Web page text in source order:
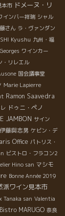
本市 ドメーヌ・リ
インバー祥瑞 シャル
さん ラ・ヴァンダン
Kyushu 九州・福
ワインカー
・リレエル
国会議事堂
Marie Lapierre
Ramon Saavedra
ドゥニ・ペノ
JAMBON サイン
伊藤與志男 ケビン・デ
Office パトリス・
ビストロ・フラコン2
Hino san マシモ
Bonne Année 2019
派ワイン見本市
Tanaka san Valentia
Bistro MARUGO 奈良